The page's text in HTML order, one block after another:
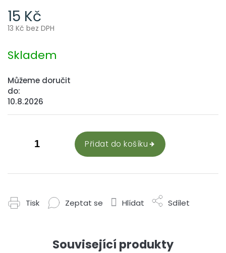
15 Kč
13 Kč bez DPH
cena:
Skladem
Můžeme doručit
do:
10.8.2026
Přidat do košíku
Tisk Zeptat se Hlídat Sdílet
Související produkty